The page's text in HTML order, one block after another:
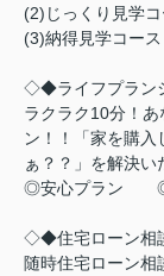
(2)じっくり見学コ
(3)納得見学コース
◇◆ライフプラン
ラクラク10分！
ン！！「家を購
ぁ？？」を解決い
◎安心プラン ◎
◇◆住宅ローン相
随時住宅ローン相